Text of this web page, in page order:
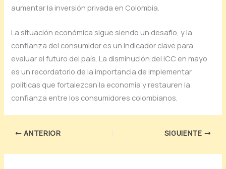
aumentar la inversión privada en Colombia.
La situación económica sigue siendo un desafío, y la
confianza del consumidor es un indicador clave para
evaluar el futuro del país. La disminución del ICC en mayo
es un recordatorio de la importancia de implementar
políticas que fortalezcan la economía y restauren la
confianza entre los consumidores colombianos.
ANTERIOR SIGUIENTE